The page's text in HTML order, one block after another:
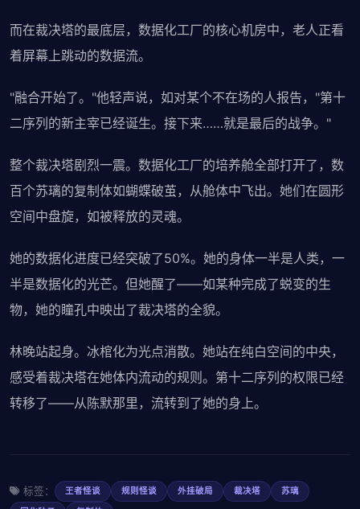
而在裁决塔的最底层，数据化工厂的核心机房中，老人正看
着屏幕上跳动的数据流。
"融合开始了。"他轻声说，如对某个不在场的人报告，"第十
二序列的新主宰已经诞生。接下来……就是最后的战争。"
整个裁决塔剧烈一震。数据化工厂的培养舱全部打开了，数
百个苏璃的复制体如蝴蝶破茧，从舱体中飞出。她们在圆形
空间中盘旋，如被释放的灵魂。
她的数据化进度已经突破了50%。她的身体一半是人类，一
半是数据化的光芒。但她醒了——如某种完成了蜕变的生
物，她的瞳孔中映出了裁决塔的全貌。
林晚站起身。冰棺化为光点消散。她站在纯白空间的中央，
感受着裁决塔在她体内流动的规则。第十二序列的权限已经
转移了——从陈默那里，流转到了她的身上。
标签： 王者怪谈 规则怪谈 外挂破局 裁决塔
苏璃